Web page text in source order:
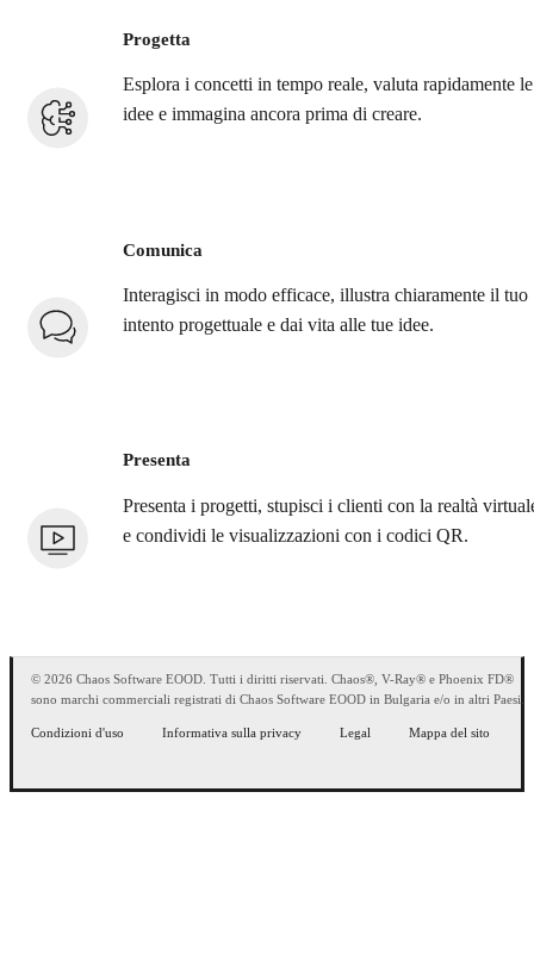
Progetta
Esplora i concetti in tempo reale, valuta rapidamente le
idee e immagina ancora prima di creare.
Comunica
Interagisci in modo efficace, illustra chiaramente il tuo
intento progettuale e dai vita alle tue idee.
Presenta
Presenta i progetti, stupisci i clienti con la realtà
e condividi le visualizzazioni con i codici QR.
© 2026 Chaos Software EOOD. Tutti i diritti riservati. Chaos®, V-Ray® e Phoenix FD®
sono marchi commerciali registrati di Chaos Software EOOD in Bulgaria e/o in altri Paesi.
Condizioni d'uso Informativa sulla privacy Legal Mappa del sito